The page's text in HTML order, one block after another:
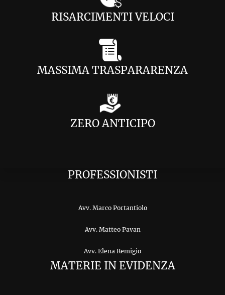
RISARCIMENTI VELOCI
MASSIMA TRASPARARENZA
ZERO ANTICIPO
PROFESSIONISTI
Avv. Marco Portantiolo
Avv. Matteo Pavan
Avv. Elena Remigio
MATERIE IN EVIDENZA